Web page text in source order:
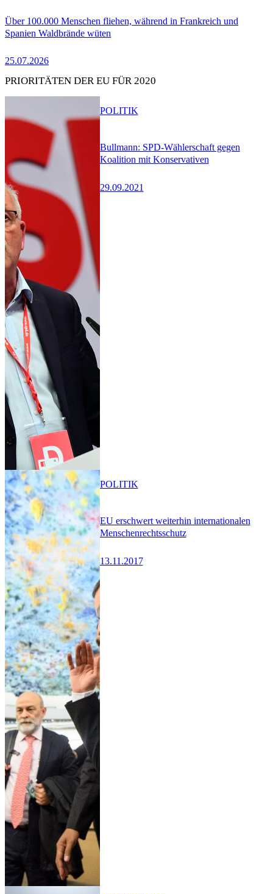
Über 100.000 Menschen fliehen, während in Frankreich und
Spanien Waldbrände wüten
25.07.2026
PRIORITÄTEN DER EU FÜR 2020
Bullmann: SPD-Wählerschaft gegen
Koalition mit Konservativen
29.09.2021
POLITIK
EU erschwert weiterhin internationalen
Menschenrechtsschutz
13.11.2017
POLITIK